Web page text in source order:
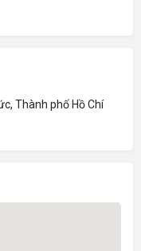
Thành phố Hồ Chí